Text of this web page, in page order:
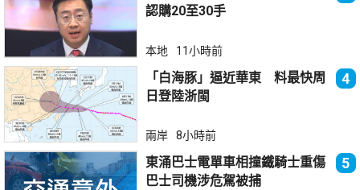
認購20至30手
本地 11小時前
「白海豚」逼近華東 料最快周
日登陸浙閩
4
兩岸 8小時前
東涌巴士電單車相撞鐵騎士重傷
巴士司機涉危駕被捕
5